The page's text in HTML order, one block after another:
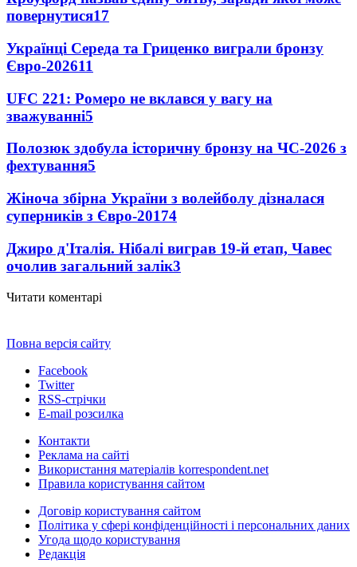
повернутися17
Українці Середа та Гриценко виграли бронзу
Євро-202611
UFC 221: Ромеро не вклався у вагу на
зважуванні5
Полозюк здобула історичну бронзу на ЧС-2026 з
фехтування5
Жіноча збірна України з волейболу дізналася
суперників з Євро-20174
Джиро д'Італія. Нібалі виграв 19-й етап, Чавес
очолив загальний залік3
Читати коментарі
Повна версія сайту
Facebook
Twitter
RSS-стрічки
E-mail розсилка
Контакти
Реклама на сайті
Використання матеріалів korrespondent.net
Правила користування сайтом
Договір користування сайтом
Політика у сфері конфіденційності і персональних даних
Угода щодо користування
Редакція